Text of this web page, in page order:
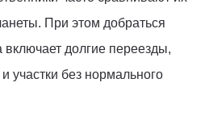
При этом добраться
долгие переезды,
участки без нормального